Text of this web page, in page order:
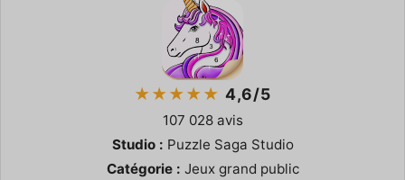
★★★★★ 4,6/5
107 028 avis
Studio : Puzzle Saga Studio
Catégorie : Jeux grand public